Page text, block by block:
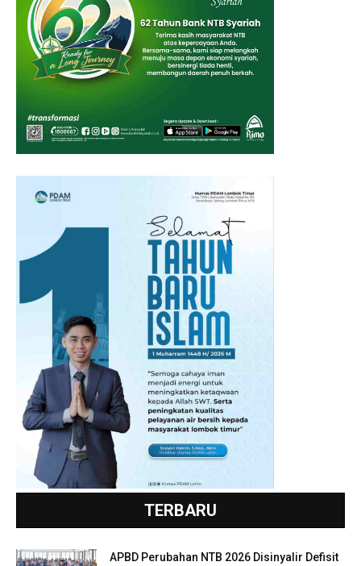
TERBARU
APBD Perubahan NTB 2026 Disinyalir Defisit